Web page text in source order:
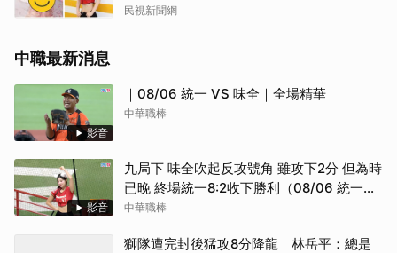
民視新聞網
中職最新消息
影音
｜08/06 統一 VS 味全｜全場精華
中華職棒
影音
九局下 味全吹起反攻號角 雖攻下2分 但為時
已晚 終場統一8:2收下勝利（08/06 統一
VS 味全）
中華職棒
獅隊遭完封後猛攻8分降龍 林岳平：總是